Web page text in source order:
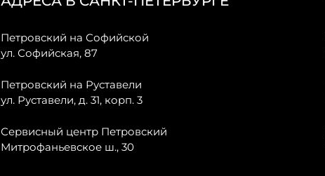
Петровский на Софийской
ул. Софийская, 87
Петровский на Руставели
ул. Руставели, д. 31, корп. 3
Сервисный центр Петровский
Митрофаньевское ш., 30